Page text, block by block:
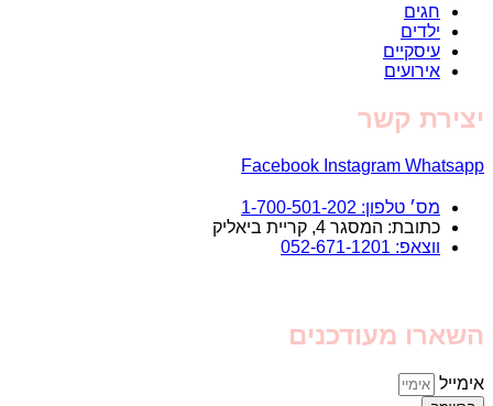
חגים
ילדים
עיסקיים
אירועים
יצירת קשר
Facebook Instagram Whatsapp
מס׳ טלפון: 1-700-501-202
כתובת: המסגר 4, קריית ביאליק
ווצאפ: 052-671-1201
השארו מעודכנים
אימייל